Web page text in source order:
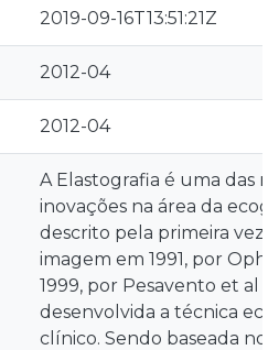
2019-09-16T13:51:21Z
2012-04
2012-04
A Elastografia é uma das
inovações na área da
descrito pela primeira vez
imagem em 1991, por
1999, por Pesavento et al
desenvolvida a técnica
clínico. Sendo baseada